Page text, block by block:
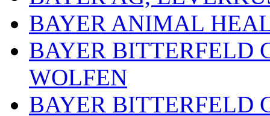
BAYER ANIMAL
BAYER BITTERFELD
WOLFEN
BAYER BITTERFELD